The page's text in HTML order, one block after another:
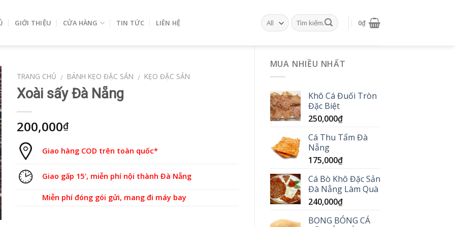
GIỚI THIỆU CỬA HÀNG TIN TỨC LIÊN HỆ 0₫
MUA NHIỀU NHẤT
Khô Cá Đuối Tròn
Đặc Biệt
250,000₫
Cá Thu Tẩm Đà
Nẵng
175,000₫
Cá Bò Khô Đặc Sản
Đà Nẵng Làm Quà
240,000₫
BONG BÓNG CÁ
TRANG CHỦ / BÁNH KẸO ĐẶC SẢN / KẸO ĐẶC SẢN
Xoài sấy Đà Nẵng
200,000₫
Giao hàng COD trên toàn quốc*
Giao gấp 15′, miễn phí nội thành Đà Nẵng
Miễn phí đóng gói gửi, mang đi máy bay